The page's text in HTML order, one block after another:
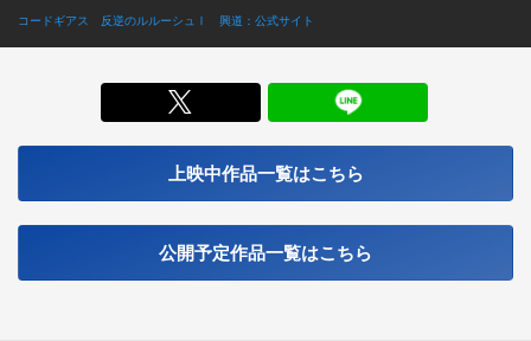
コードギアス 反逆のルルーシュⅠ 興道：公式サイト
上映中作品一覧はこちら
公開予定作品一覧はこちら